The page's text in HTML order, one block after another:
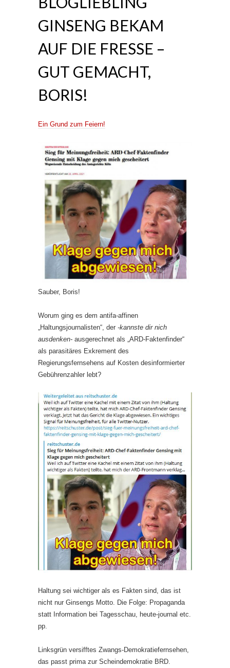
GINSENG BEKAM
AUF DIE FRESSE –
GUT GEMACHT,
BORIS!
Ein Grund zum Feiern!
Sauber, Boris!
Worum ging es dem antifa-affinen
„Haltungsjournalisten“, der -kannste dir nich
ausdenken- ausgerechnet als „ARD-Faktenfinder“
als parasitäres Exkrement des
Regierungsfernsehens auf Kosten desinformierter
Gebührenzahler lebt?
Haltung sei wichtiger als es Fakten sind, das ist
nicht nur Ginsengs Motto. Die Folge: Propaganda
statt Information bei Tagesschau, heute-journal etc.
pp.
Linksgrün versifftes Zwangs-Demokratiefernsehen,
das passt prima zur Scheindemokratie BRD.